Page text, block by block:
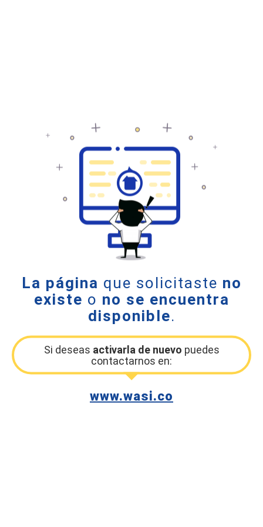
La página que solicitaste no
existe o no se encuentra
disponible.
Si deseas activarla de nuevo puedes
contactarnos en:
www.wasi.co